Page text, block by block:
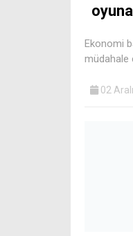
Ekonomi
müdahale
02